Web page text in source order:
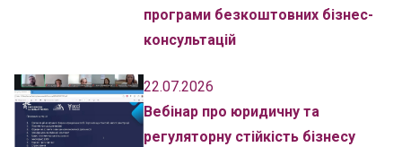
програми безкоштовних бізнес-
консультацій
22.07.2026
Вебінар про юридичну та
регуляторну стійкість бізнесу